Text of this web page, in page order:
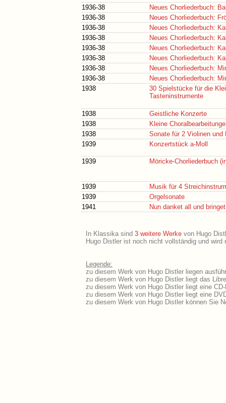
1936-38
Neues Chorliederbuch:
1936-38
Neues Chorliederbuch:
1936-38
Neues Chorliederbuch:
1936-38
Neues Chorliederbuch:
1936-38
Neues Chorliederbuch:
1936-38
Neues Chorliederbuch:
1936-38
Neues Chorliederbuch:
1936-38
Neues Chorliederbuch:
1938
30 Spielstücke für die
Tasteninstrumente
1938
Geistliche Konzerte
1938
Kleine
1938
Sonate für 2 Violinen und
1939
Konzertstück a-Moll
1939 Möricke-Chorliederbuch
1939
Musik für 4
1939
Orgelsonate
1941
Nun danket all und
In Klassika sind 3 weitere Werke von Hugo
Hugo Distler ist noch nicht vollständig und
Legende:
zu diesem Werk von Hugo Distler liegen
zu diesem Werk von Hugo Distler liegt das
zu diesem Werk von Hugo Distler liegt eine
zu diesem Werk von Hugo Distler liegt eine
zu diesem Werk von Hugo Distler können Sie